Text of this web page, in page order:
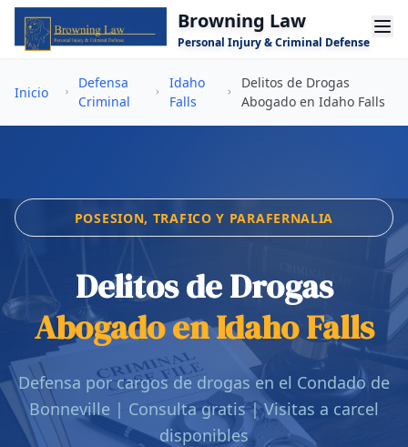
Saltar al contenido principalBrowning Law
Personal Injury & Criminal Defense
Inicio
Defensa
Criminal
Idaho
Falls
Delitos de Drogas
Abogado en Idaho Falls
POSESION, TRAFICO Y PARAFERNALIA
Delitos de Drogas
Abogado en Idaho Falls
Defensa por cargos de drogas en el Condado de
Bonneville | Consulta gratis | Visitas a carcel
disponibles